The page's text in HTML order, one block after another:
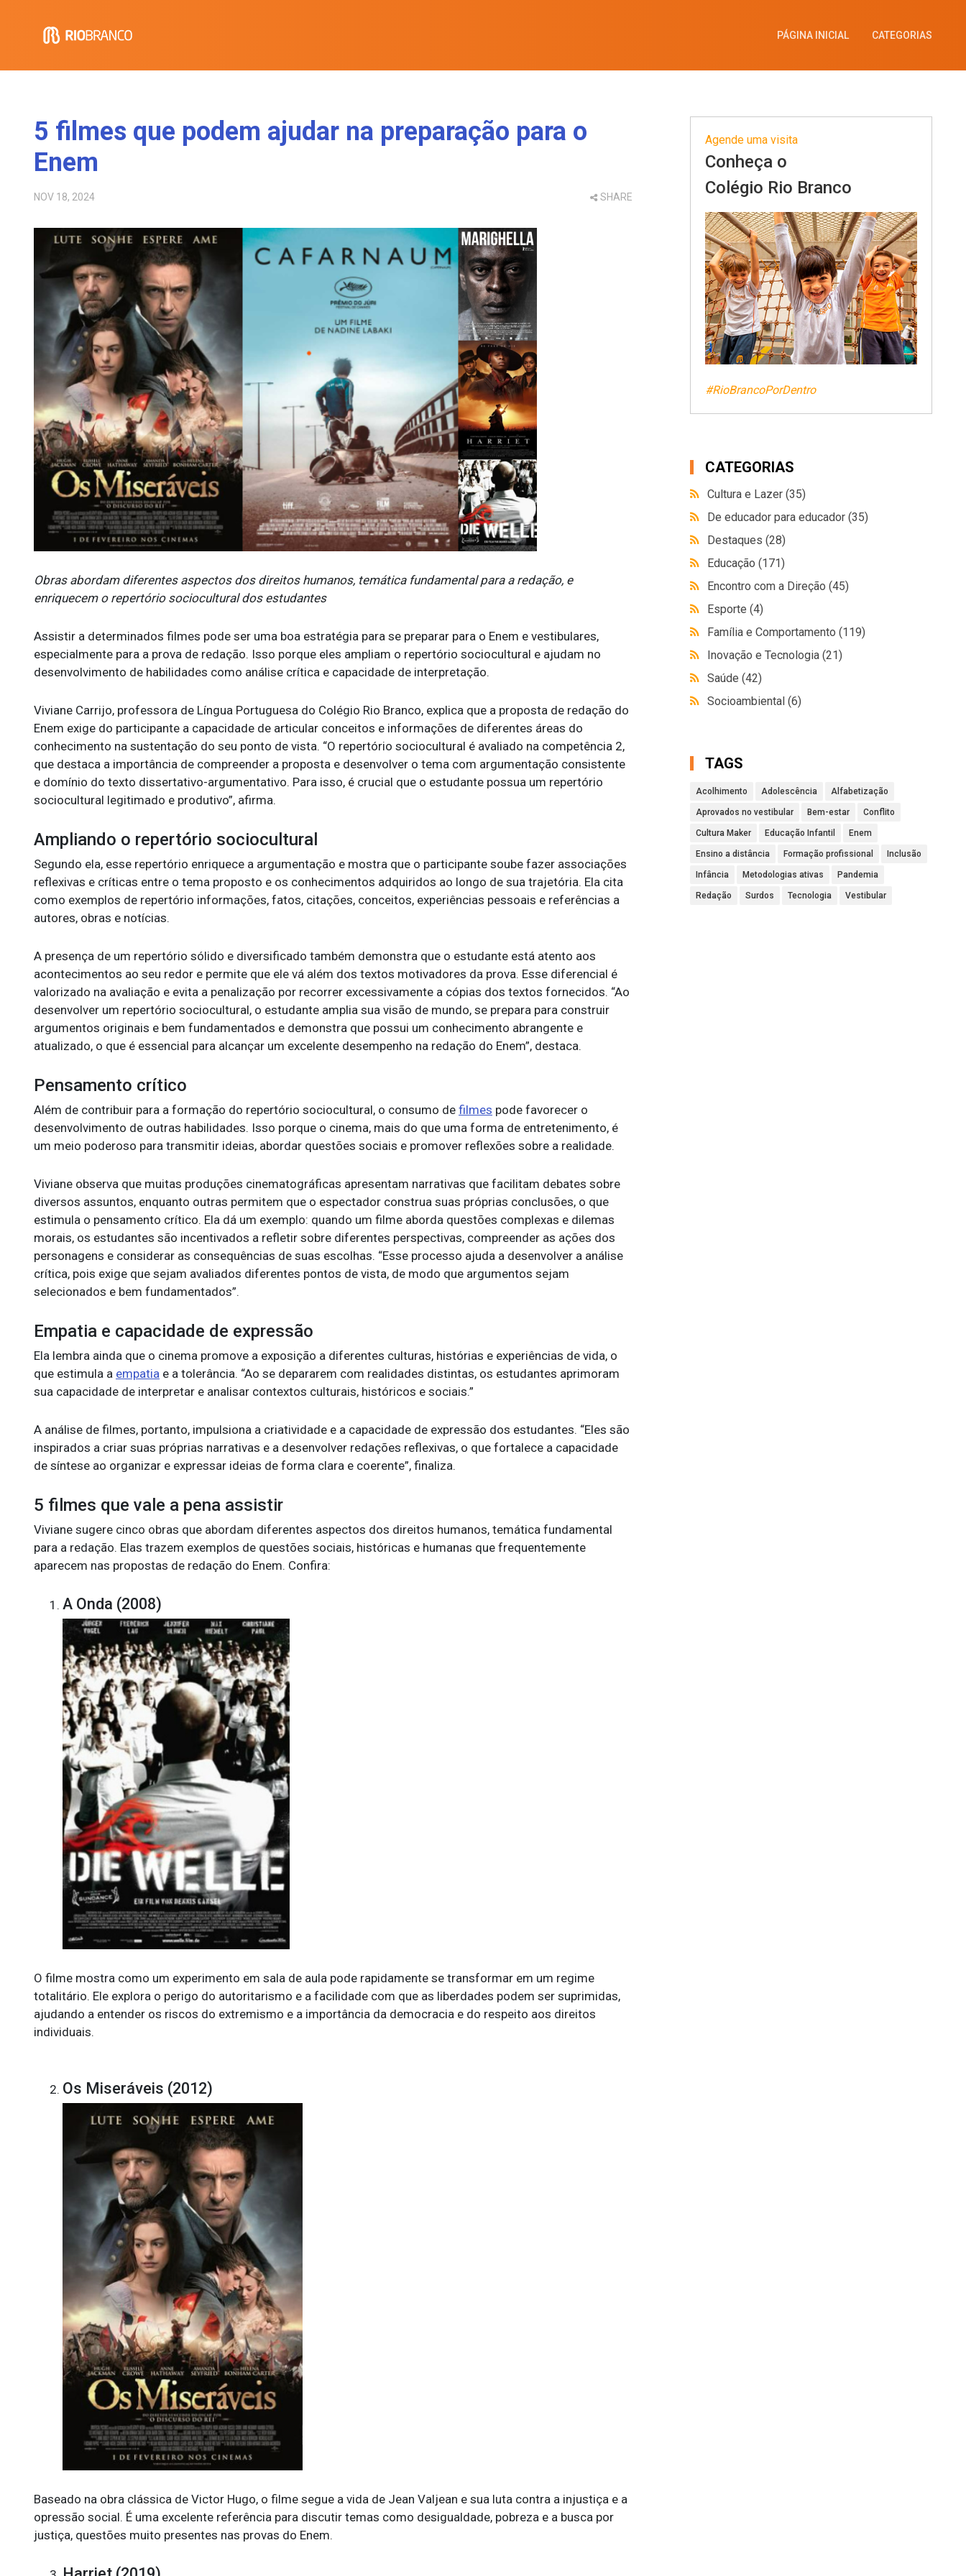
PÁGINA INICIAL CATEGORIAS
5 filmes que podem ajudar na preparação para o
Enem
NOV 18, 2024 SHARE
Obras abordam diferentes aspectos dos direitos humanos, temática fundamental para a redação, e
enriquecem o repertório sociocultural dos estudantes
Assistir a determinados filmes pode ser uma boa estratégia para se preparar para o Enem e vestibulares,
especialmente para a prova de redação. Isso porque eles ampliam o repertório sociocultural e ajudam no
desenvolvimento de habilidades como análise crítica e capacidade de interpretação.
Viviane Carrijo, professora de Língua Portuguesa do Colégio Rio Branco, explica que a proposta de redação do
Enem exige do participante a capacidade de articular conceitos e informações de diferentes áreas do
conhecimento na sustentação do seu ponto de vista. “O repertório sociocultural é avaliado na competência 2,
que destaca a importância de compreender a proposta e desenvolver o tema com argumentação consistente
e domínio do texto dissertativo-argumentativo. Para isso, é crucial que o estudante possua um repertório
sociocultural legitimado e produtivo”, afirma.
Ampliando o repertório sociocultural
Segundo ela, esse repertório enriquece a argumentação e mostra que o participante soube fazer associações
reflexivas e críticas entre o tema proposto e os conhecimentos adquiridos ao longo de sua trajetória. Ela cita
como exemplos de repertório informações, fatos, citações, conceitos, experiências pessoais e referências a
autores, obras e notícias.
A presença de um repertório sólido e diversificado também demonstra que o estudante está atento aos
acontecimentos ao seu redor e permite que ele vá além dos textos motivadores da prova. Esse diferencial é
valorizado na avaliação e evita a penalização por recorrer excessivamente a cópias dos textos fornecidos. “Ao
desenvolver um repertório sociocultural, o estudante amplia sua visão de mundo, se prepara para construir
argumentos originais e bem fundamentados e demonstra que possui um conhecimento abrangente e
atualizado, o que é essencial para alcançar um excelente desempenho na redação do Enem”, destaca.
Pensamento crítico
Além de contribuir para a formação do repertório sociocultural, o consumo de filmes pode favorecer o
desenvolvimento de outras habilidades. Isso porque o cinema, mais do que uma forma de entretenimento, é
um meio poderoso para transmitir ideias, abordar questões sociais e promover reflexões sobre a realidade.
Viviane observa que muitas produções cinematográficas apresentam narrativas que facilitam debates sobre
diversos assuntos, enquanto outras permitem que o espectador construa suas próprias conclusões, o que
estimula o pensamento crítico. Ela dá um exemplo: quando um filme aborda questões complexas e dilemas
morais, os estudantes são incentivados a refletir sobre diferentes perspectivas, compreender as ações dos
personagens e considerar as consequências de suas escolhas. “Esse processo ajuda a desenvolver a análise
crítica, pois exige que sejam avaliados diferentes pontos de vista, de modo que argumentos sejam
selecionados e bem fundamentados”.
Empatia e capacidade de expressão
Ela lembra ainda que o cinema promove a exposição a diferentes culturas, histórias e experiências de vida, o
que estimula a empatia e a tolerância. “Ao se depararem com realidades distintas, os estudantes aprimoram
sua capacidade de interpretar e analisar contextos culturais, históricos e sociais.”
A análise de filmes, portanto, impulsiona a criatividade e a capacidade de expressão dos estudantes. “Eles são
inspirados a criar suas próprias narrativas e a desenvolver redações reflexivas, o que fortalece a capacidade
de síntese ao organizar e expressar ideias de forma clara e coerente”, finaliza.
5 filmes que vale a pena assistir
Viviane sugere cinco obras que abordam diferentes aspectos dos direitos humanos, temática fundamental
para a redação. Elas trazem exemplos de questões sociais, históricas e humanas que frequentemente
aparecem nas propostas de redação do Enem. Confira:
A Onda (2008)
O filme mostra como um experimento em sala de aula pode rapidamente se transformar em um regime
totalitário. Ele explora o perigo do autoritarismo e a facilidade com que as liberdades podem ser suprimidas,
ajudando a entender os riscos do extremismo e a importância da democracia e do respeito aos direitos
individuais.
Os Miseráveis (2012)
Baseado na obra clássica de Victor Hugo, o filme segue a vida de Jean Valjean e sua luta contra a injustiça e a
opressão social. É uma excelente referência para discutir temas como desigualdade, pobreza e a busca por
justiça, questões muito presentes nas provas do Enem.
Agende uma visita
Conheça o
Colégio Rio Branco
#RioBrancoPorDentro
CATEGORIAS
Cultura e Lazer(35)
De educador para educador(35)
Destaques(28)
Educação(171)
Encontro com a Direção(45)
Esporte(4)
Família e Comportamento(119)
Inovação e Tecnologia(21)
Saúde(42)
Socioambiental(6)
TAGS
Acolhimento Adolescência Alfabetização
Aprovados no vestibular Bem-estar Conflito
Cultura Maker Educação Infantil Enem
Ensino a distância Formação profissional Inclusão
Infância Metodologias ativas Pandemia
Redação Surdos Tecnologia Vestibular